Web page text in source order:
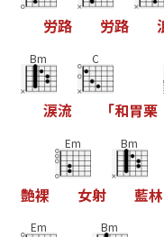
労路 労路
Bm
涙流
C
「和胃栗
艶裸
Em
女射
Bm
藍林
Em Bm